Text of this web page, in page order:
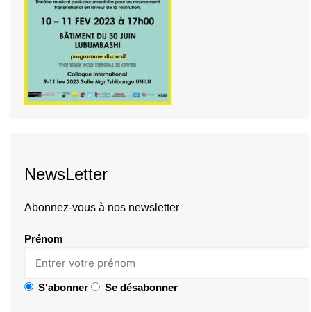
NewsLetter
Abonnez-vous à nos newsletter
Prénom
S'abonner Se désabonner